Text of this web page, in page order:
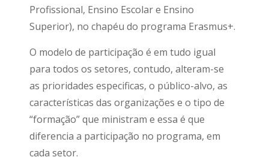
Profissional, Ensino Escolar e Ensino
Superior), no chapéu do programa Erasmus+.
O modelo de participação é em tudo igual
para todos os setores, contudo, alteram-se
as prioridades especificas, o público-alvo, as
características das organizações e o tipo de
“formação” que ministram e essa é que
diferencia a participação no programa, em
cada setor.